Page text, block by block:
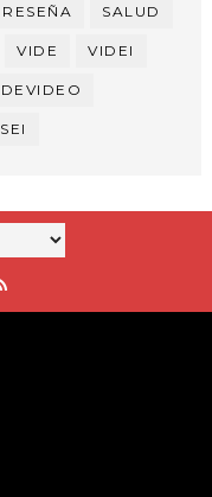
RESEÑA SALUD
VIDE VIDEI